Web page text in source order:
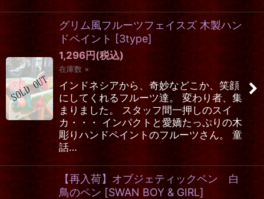
グリム風フルーツフェイスズ 木製ハン
ドペイント [3type]
1,296円(税込)
在庫数 ×
インドネシアから、奇妙などこか、笑顔
にしてくれるフルーツ達。 変わり者、集
まりました。 スタッフ間一押しのスイ
カ・・・ インパクトと愛嬌たっぷりの木
彫りハンドペイントのフルーツさん。 童
話…
【再入荷】オブジェティックペン 白
鳥のペン [SWAN BOY & GIRL]